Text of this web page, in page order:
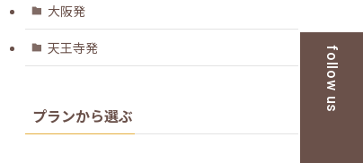
follow us
大阪発
天王寺発
プランから選ぶ